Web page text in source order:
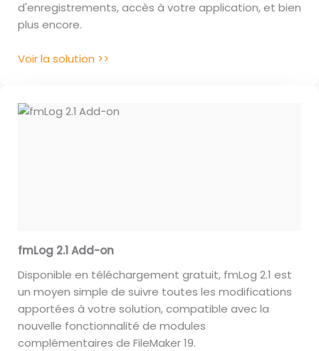
d'enregistrements, accès à votre application, et bien
plus encore.
Voir la solution >>
fmLog 2.1 Add-on
Disponible en téléchargement gratuit, fmLog 2.1 est
un moyen simple de suivre toutes les modifications
apportées à votre solution, compatible avec la
nouvelle fonctionnalité de modules
complémentaires de FileMaker 19.